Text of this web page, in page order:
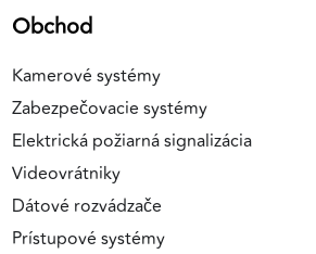
Obchod
Kamerové systémy
Zabezpečovacie systémy
Elektrická požiarná signalizácia
Videovrátniky
Dátové rozvádzače
Prístupové systémy